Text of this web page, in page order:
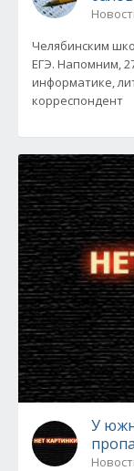
Челябинским
ЕГЭ. Напомним,
информатике,
корреспондент
У